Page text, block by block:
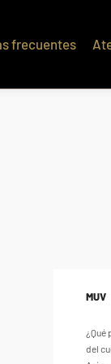
frecuentes
MUV
¿Qué
del